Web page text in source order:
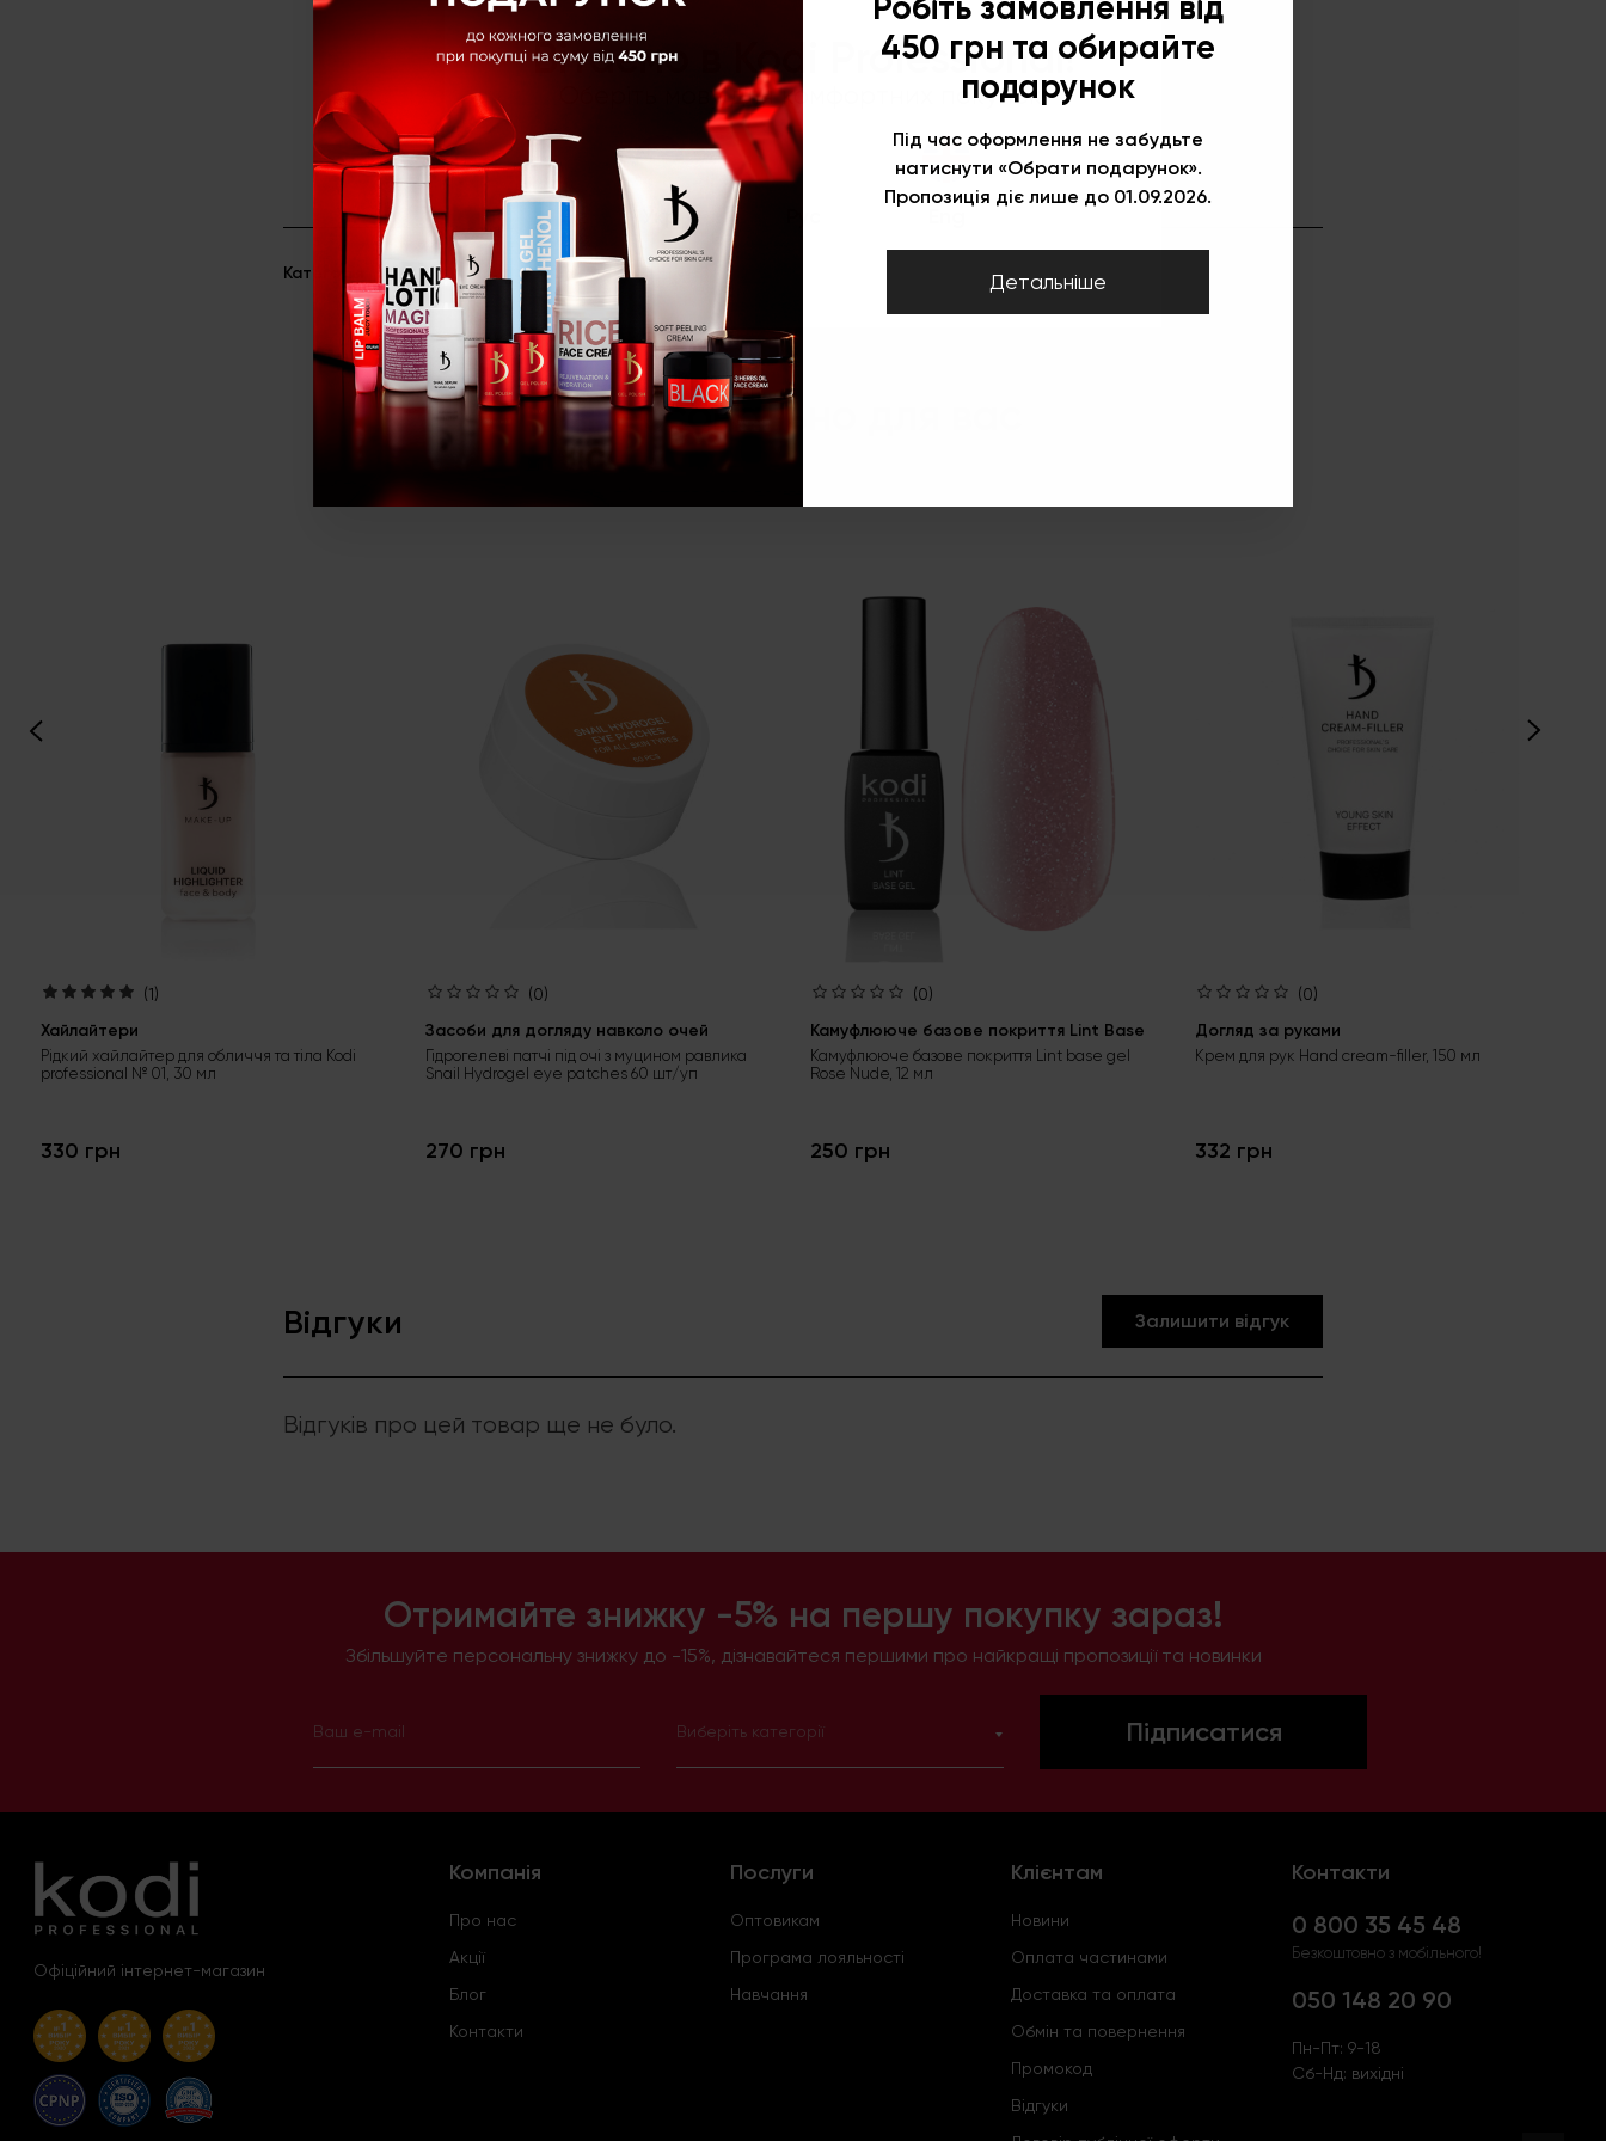
Вітаємо в Kodi Professional!
Оберіть мову для комфортних покупок:
Укр
Характеристики
Пензлик для акрилу зі складною ручкою №1010
Категорія Пензлики, ДОТС
Персонально для вас
(1)
Хайлайтери
Рідкий хайлайтер для обличчя та тіла Kodi
professional № 01, 30 мл
330 грн
(0)
Засоби для догляду навколо очей
Гідрогелеві патчі під очі з муцином равлика
Snail Hydrogel eye patches 60 шт/уп
270 грн
(0)
Камуфлююче базове покриття Lint Base
Камуфлююче базове покриття Lint base gel
Rose Nude, 12 мл
250 грн
(0)
Догляд за руками
Крем для рук Hand cream-filler, 150 мл
332 грн
Відгуки Залишити відгук
Відгуків про цей товар ще не було.
Отримайте знижку -5% на першу покупку зараз!
Збільшуйте персональну знижку до -15%, дізнавайтеся першими про найкращі пропозиції та новинки
Виберіть категорії Підписатися
Офіційний інтернет-магазин
Компанія
Про нас
Акції
Блог
Контакти
Послуги
Оптовикам
Програма лояльності
Навчання
Клієнтам
Новини
Оплата частинами
Доставка та оплата
Обмін та повернення
Промокод
Відгуки
Контакти
0 800 35 45 48
Безкоштовно з мобільного!
050 148 20 90
Пн-Пт: 9-18
Сб-Нд: вихідні
450 грн та обирайте
подарунок
Під час оформлення не забудьте
натиснути «Обрати подарунок».
Пропозиція діє лише до 01.09.2026.
Детальніше